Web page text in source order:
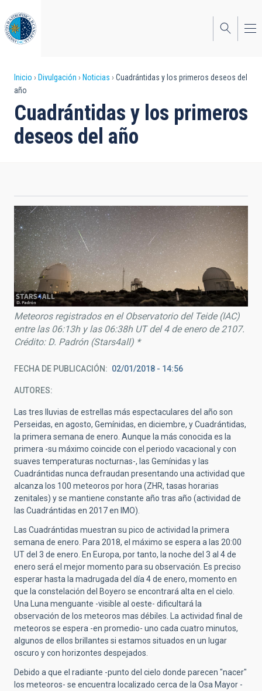
al
contenido
principal
Sobrescribir
enlaces
de
ayuda
navegación
Inicio Divulgación Noticias
Cuadrántidas y los primeros deseos del
año
Cuadrántidas y los primeros
deseos del año
Meteoros registrados en el Observatorio del Teide (IAC)
entre las 06:13h y las 06:38h UT del 4 de enero de 2107.
Crédito: D. Padrón (Stars4all) *
FECHA DE PUBLICACIÓN 02/01/2018 - 14:56
AUTORES
Las tres lluvias de estrellas más espectaculares del año son
Perseidas, en agosto, Gemínidas, en diciembre, y Cuadrántidas,
la primera semana de enero. Aunque la más conocida es la
primera -su máximo coincide con el periodo vacacional y con
suaves temperaturas nocturnas-, las Gemínidas y las
Cuadrántidas nunca defraudan presentando una actividad que
alcanza los 100 meteoros por hora (ZHR, tasas horarias
zenitales) y se mantiene constante año tras año (actividad de
las Cuadrántidas en 2017 en IMO).
Las Cuadrántidas muestran su pico de actividad la primera
semana de enero. Para 2018, el máximo se espera a las 20:00
UT del 3 de enero. En Europa, por tanto, la noche del 3 al 4 de
enero será el mejor momento para su observación. Es preciso
esperar hasta la madrugada del día 4 de enero, momento en
que la constelación del Boyero se encontrará alta en el cielo.
Una Luna menguante -visible al oeste- dificultará la
observación de los meteoros mas débiles. La actividad final de
meteoros se espera -en promedio- uno cada cuatro minutos,
algunos de ellos brillantes si estamos situados en un lugar
oscuro y con horizontes despejados.
Debido a que el radiante -punto del cielo donde parecen "nacer"
los meteoros- se encuentra localizado cerca de la Osa Mayor -